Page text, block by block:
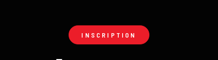
INSCRIPTION